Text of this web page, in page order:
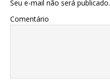
Seu e-mail não será publicado.
Comentário